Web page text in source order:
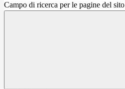
Campo di ricerca per le pagine del sito